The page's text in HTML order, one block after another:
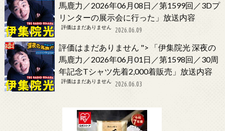
馬鹿力／2026年06月08日／第1599回／3Dプ
リンターの展示会に行った」放送内容
評価はまだありません 2026.06.09
評価はまだありません ">
「伊集院光 深夜の
馬鹿力／2026年06月01日／第1598回／30周
年記念Tシャツ先着2,000着販売」放送内容
評価はまだありません 2026.06.03